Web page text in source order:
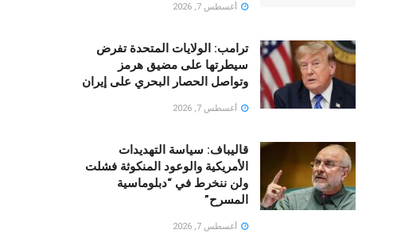
أغسطس 7, 2026
ترامب: الولايات المتحدة تفرض
سيطرتها على مضيق هرمز
وتواصل الحصار البحري على إيران
أغسطس 7, 2026
قالیباف: سياسة التهديدات
الأمريكية والوعود المنكوثة فشلت
ولن ننخرط في “دبلوماسية
المسرح”
أغسطس 7, 2026